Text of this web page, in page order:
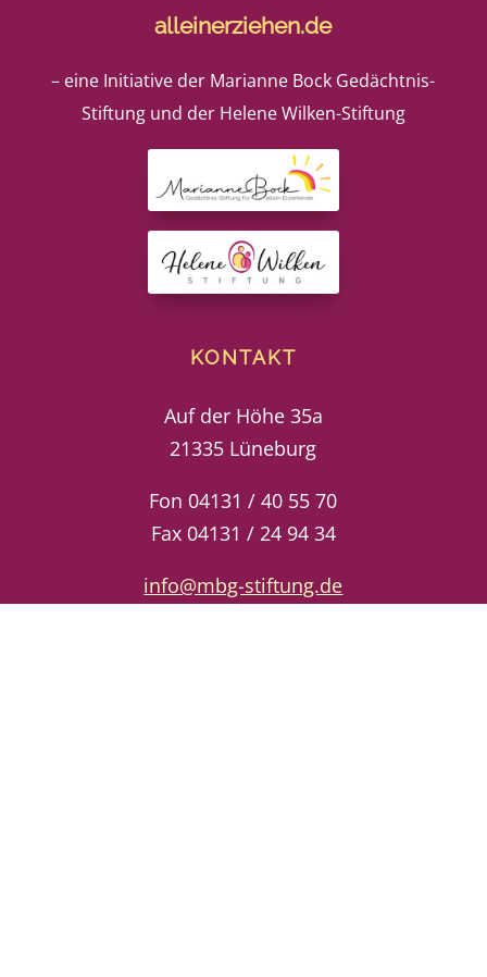
alleinerziehen.de
– eine Initiative der Marianne Bock Gedächtnis-
Stiftung und der Helene Wilken-Stiftung
KONTAKT
Auf der Höhe 35a
21335 Lüneburg
Fon 04131 / 40 55 70
Fax 04131 / 24 94 34
info@mbg-stiftung.de